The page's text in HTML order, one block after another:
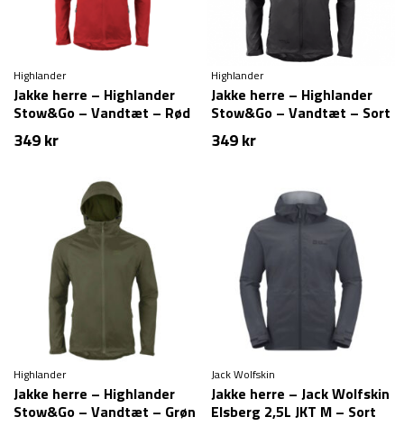
Highlander
Jakke herre – Highlander
Stow&Go – Vandtæt – Rød
349kr
Highlander
Jakke herre – Highlander
Stow&Go – Vandtæt – Sort
349kr
Highlander
Jakke herre – Highlander
Stow&Go – Vandtæt – Grøn
Jack Wolfskin
Jakke herre – Jack Wolfskin
Elsberg 2,5L JKT M – Sort